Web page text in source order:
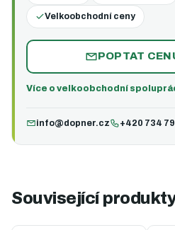
Velkoobchodní ceny
POPTAT
Více o velkoobchodní
info@dopner.cz +420 734
Související